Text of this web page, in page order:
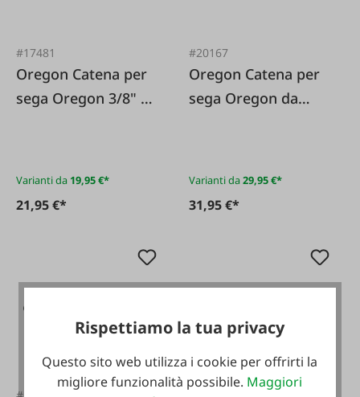
#17481
Oregon Catena per
sega Oregon 3/8" 1
Varianti da 19,95 €*
21,95 €*
#20167
Oregon Catena per
sega Oregon da
Varianti da29,95 €*
31,95 €*
Rispettiamo la tua privacy
Questo sito web utilizza i cookie per offrirti la
migliore funzionalità possibile. Maggiori